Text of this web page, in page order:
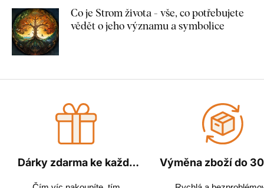
Co je Strom života - vše, co potřebujete
vědět o jeho významu a symbolice
Dárky zdarma ke každé
Výměna zboží do